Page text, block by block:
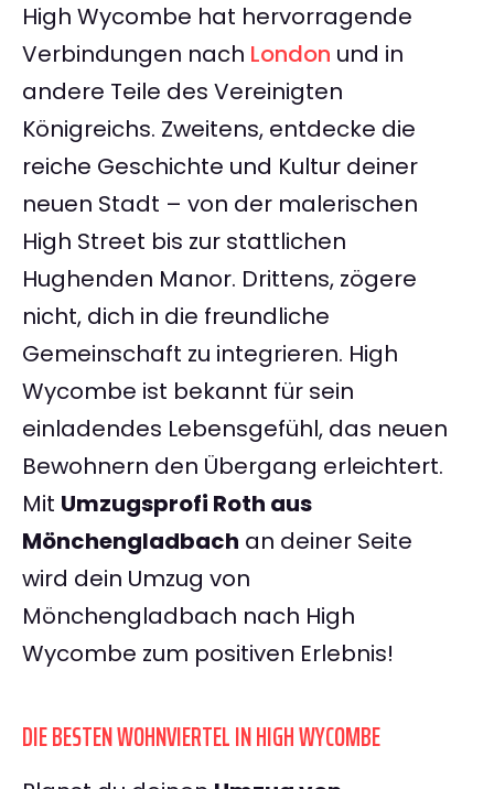
High Wycombe hat hervorragende
Verbindungen nach London und in
andere Teile des Vereinigten
Königreichs. Zweitens, entdecke die
reiche Geschichte und Kultur deiner
neuen Stadt – von der malerischen
High Street bis zur stattlichen
Hughenden Manor. Drittens, zögere
nicht, dich in die freundliche
Gemeinschaft zu integrieren. High
Wycombe ist bekannt für sein
einladendes Lebensgefühl, das neuen
Bewohnern den Übergang erleichtert.
Mit Umzugsprofi Roth aus
Mönchengladbach an deiner Seite
wird dein Umzug von
Mönchengladbach nach High
Wycombe zum positiven Erlebnis!
DIE BESTEN WOHNVIERTEL IN HIGH WYCOMBE